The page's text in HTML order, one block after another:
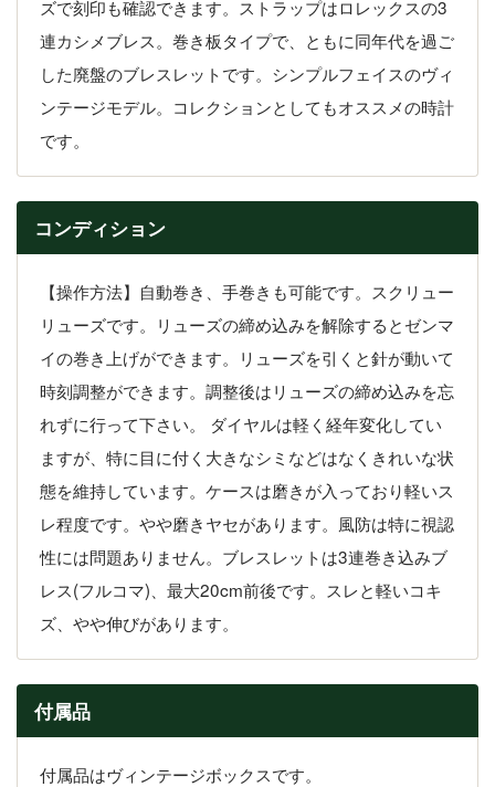
ズで刻印も確認できます。ストラップはロレックスの3
連カシメブレス。巻き板タイプで、ともに同年代を過ご
した廃盤のブレスレットです。シンプルフェイスのヴィ
ンテージモデル。コレクションとしてもオススメの時計
です。
コンディション
【操作方法】自動巻き、手巻きも可能です。スクリュー
リューズです。リューズの締め込みを解除するとゼンマ
イの巻き上げができます。リューズを引くと針が動いて
時刻調整ができます。調整後はリューズの締め込みを忘
れずに行って下さい。 ダイヤルは軽く経年変化してい
ますが、特に目に付く大きなシミなどはなくきれいな状
態を維持しています。ケースは磨きが入っており軽いス
レ程度です。やや磨きヤセがあります。風防は特に視認
性には問題ありません。ブレスレットは3連巻き込みブ
レス(フルコマ)、最大20cm前後です。スレと軽いコキ
ズ、やや伸びがあります。
付属品
付属品はヴィンテージボックスです。